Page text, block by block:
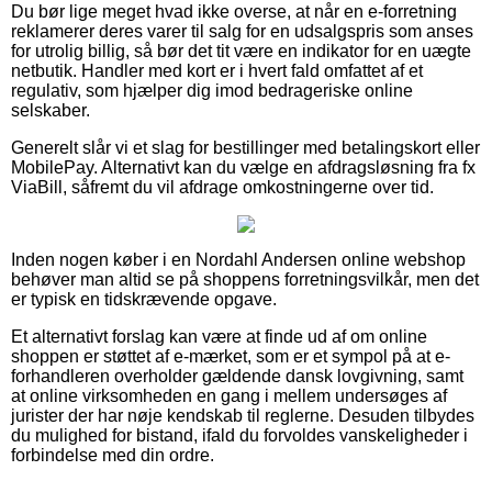
Du bør lige meget hvad ikke overse, at når en e-forretning
reklamerer deres varer til salg for en udsalgspris som anses
for utrolig billig, så bør det tit være en indikator for en uægte
netbutik. Handler med kort er i hvert fald omfattet af et
regulativ, som hjælper dig imod bedrageriske online
selskaber.
Generelt slår vi et slag for bestillinger med betalingskort eller
MobilePay. Alternativt kan du vælge en afdragsløsning fra fx
ViaBill, såfremt du vil afdrage omkostningerne over tid.
Inden nogen køber i en Nordahl Andersen online webshop
behøver man altid se på shoppens forretningsvilkår, men det
er typisk en tidskrævende opgave.
Et alternativt forslag kan være at finde ud af om online
shoppen er støttet af e-mærket, som er et sympol på at e-
forhandleren overholder gældende dansk lovgivning, samt
at online virksomheden en gang i mellem undersøges af
jurister der har nøje kendskab til reglerne. Desuden tilbydes
du mulighed for bistand, ifald du forvoldes vanskeligheder i
forbindelse med din ordre.